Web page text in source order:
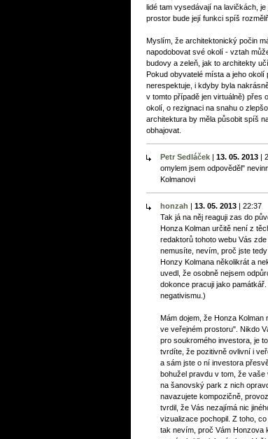
lidé tam vysedávají na lavičkách,
prostor bude její funkci spíš
Myslím, že architektonický počin
napodobovat své okolí - vztah
budovy a zeleň, jak to architekty
Pokud obyvatelé místa a jeho
nerespektuje, i kdyby byla
v tomto případě jen virtuálně) přes
okolí, o rezignaci na snahu o
architektura by měla působit spíš
obhajovat.
Petr Sedláček | 13. 05. 2013 |
omylem jsem odpověděl"
Kolmanovi
honzah | 13. 05. 2013 | 22:37
Tak já na něj reaguji zas do
Honza Kolman určitě není z
redaktorů tohoto webu Vás
nemusíte, nevím, proč jste
Honzy Kolmana několikrát a
uvedl, že osobně nejsem
dokonce pracuji jako
negativismu.)
Mám dojem, že Honza
ve veřejném prostoru". Nikdo
pro soukromého investora, je
tvrdíte, že pozitivně ovlivní i
a sám jste o ní investora
bohužel pravdu v tom, že vaše
na šanovský park z nich
navazujete kompozičně,
tvrdil, že Vás nezajímá nic
vizualizace pochopil. Z toho,
tak nevím, proč Vám Honzova